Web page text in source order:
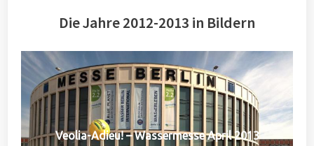
Die Jahre 2012-2013 in Bildern
Veolia-Adieu! – Wassermesse April 2013